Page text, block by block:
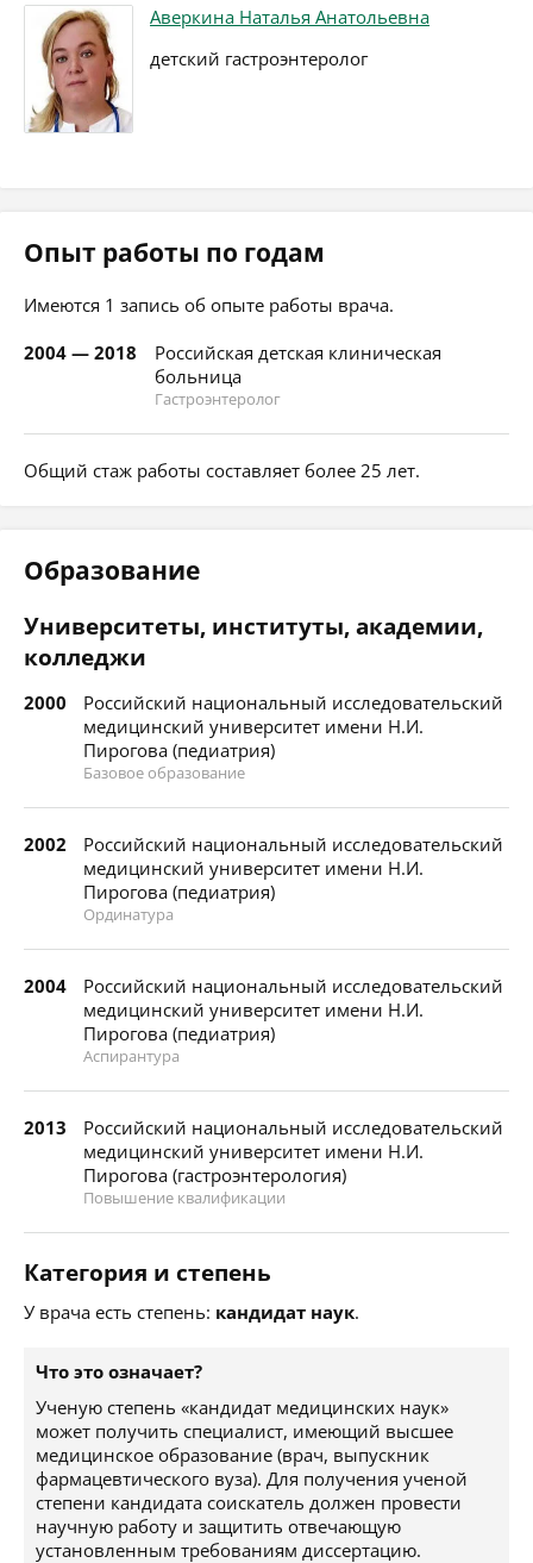
Аверкина Наталья Анатольевна
детский гастроэнтеролог
Опыт работы по годам
Имеются 1 запись об опыте работы врача.
2004 — 2018
Российская детская клиническая
больница
Гастроэнтеролог
Общий стаж работы составляет более 25 лет.
Образование
Университеты, институты, академии,
колледжи
2000
Российский национальный исследовательский
медицинский университет имени Н.И.
Пирогова (педиатрия)
Базовое образование
2002
Российский национальный исследовательский
медицинский университет имени Н.И.
Пирогова (педиатрия)
Ординатура
2004
Российский национальный исследовательский
медицинский университет имени Н.И.
Пирогова (педиатрия)
Аспирантура
2013
Российский национальный исследовательский
медицинский университет имени Н.И.
Пирогова (гастроэнтерология)
Повышение квалификации
Категория и степень
У врача есть степень: кандидат наук.
Что это означает?
Ученую степень «кандидат медицинских наук»
может получить специалист, имеющий высшее
медицинское образование (врач, выпускник
фармацевтического вуза). Для получения ученой
степени кандидата соискатель должен провести
научную работу и защитить отвечающую
установленным требованиям диссертацию.